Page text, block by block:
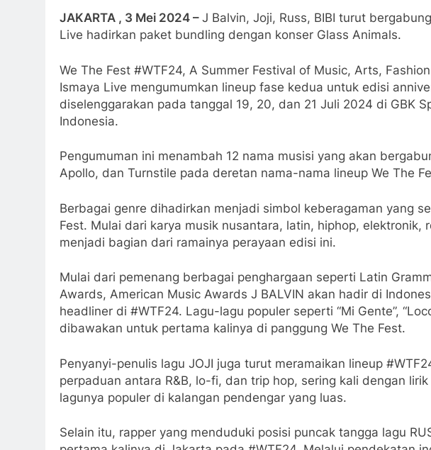
JAKARTA , 3 Mei 2024 – J Balvin, Joji, Russ, BIBI turut
Live hadirkan paket bundling dengan konser Glass Animals.
We The Fest #WTF24, A Summer Festival of Music, Arts,
Ismaya Live mengumumkan lineup fase kedua untuk edisi
diselenggarakan pada tanggal 19, 20, dan 21 Juli 2024 di GBK
Indonesia.
Pengumuman ini menambah 12 nama musisi yang akan
Apollo, dan Turnstile pada deretan nama-nama lineup We The
Berbagai genre dihadirkan menjadi simbol keberagaman yang
Fest. Mulai dari karya musik nusantara, latin, hiphop, elektronik,
menjadi bagian dari ramainya perayaan edisi ini.
Mulai dari pemenang berbagai penghargaan seperti Latin
Awards, American Music Awards J BALVIN akan hadir di
headliner di #WTF24. Lagu-lagu populer seperti “Mi Gente”,
dibawakan untuk pertama kalinya di panggung We The Fest.
Penyanyi-penulis lagu JOJI juga turut meramaikan lineup
perpaduan antara R&B, lo-fi, dan trip hop, sering kali dengan
lagunya populer di kalangan pendengar yang luas.
Selain itu, rapper yang menduduki posisi puncak tangga lagu